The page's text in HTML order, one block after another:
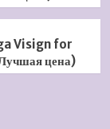
Visign for
цена)